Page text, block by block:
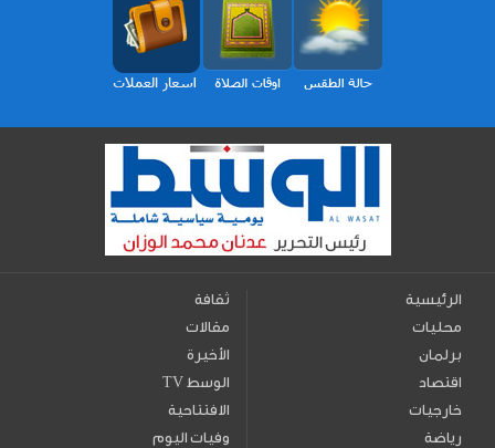
الرئيسية
محليات
برلمان
اقتصاد
خارجيات
رياضة
ثقافة
مقالات
الأخيرة
TV الوسط
الافتتاحية
وفيات اليوم